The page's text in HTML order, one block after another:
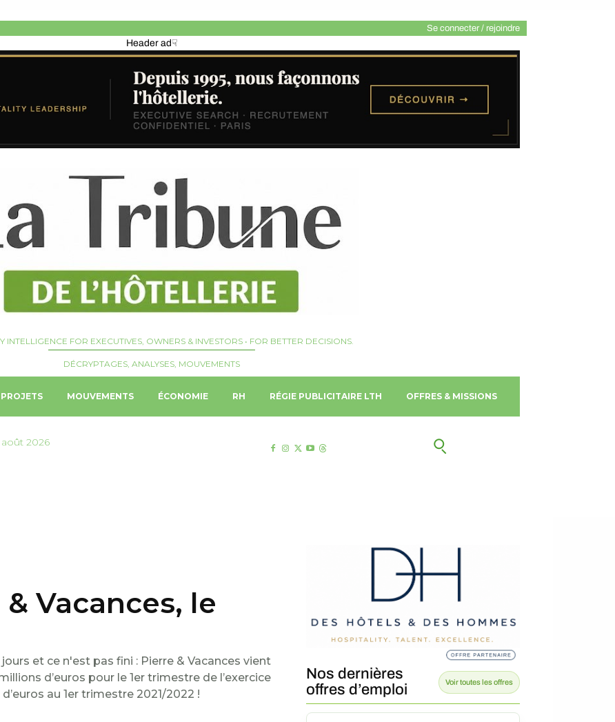
Se connecter / rejoindre
Header ad☟
INTELLIGENCE FOR EXECUTIVES, OWNERS & INVESTORS • FOR BETTER DECISIONS.
DÉCRYPTAGES, ANALYSES, MOUVEMENTS
PROJETS MOUVEMENTS ÉCONOMIE RH RÉGIE PUBLICITAIRE LTH OFFRES & MISSIONS
août 2026
Vacances, le
et ce n'est pas fini : Pierre & Vacances vient
d’euros pour le 1er trimestre de l’exercice
au 1er trimestre 2021/2022 !
Nos dernières
offres d’emploi
Voir toutes les offres